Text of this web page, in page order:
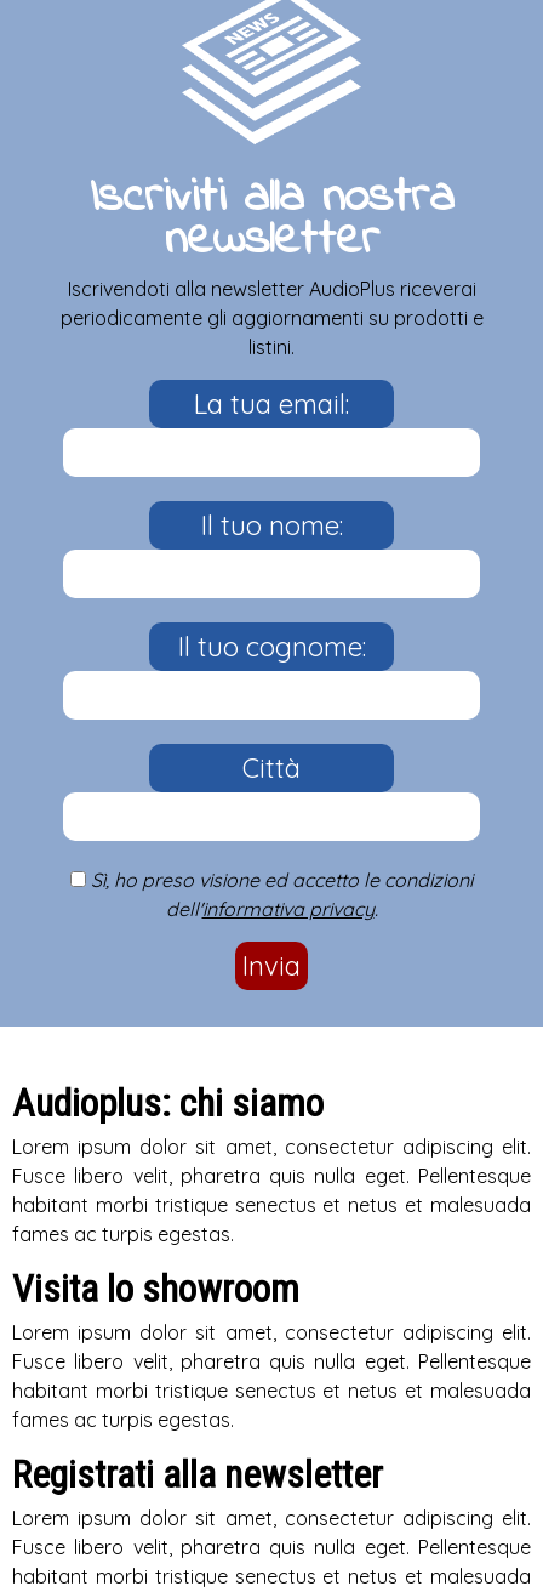
Iscriviti alla nostra
newsletter
Iscrivendoti alla newsletter AudioPlus riceverai
periodicamente gli aggiornamenti su prodotti e
listini.
La tua email:
Il tuo nome:
Il tuo cognome:
Città
Sì, ho preso visione ed accetto le condizioni
dell'informativa privacy.
Invia
Audioplus: chi siamo
Lorem ipsum dolor sit amet, consectetur adipiscing elit.
Fusce libero velit, pharetra quis nulla eget. Pellentesque
habitant morbi tristique senectus et netus et malesuada
fames ac turpis egestas.
Visita lo showroom
Lorem ipsum dolor sit amet, consectetur adipiscing elit.
Fusce libero velit, pharetra quis nulla eget. Pellentesque
habitant morbi tristique senectus et netus et malesuada
fames ac turpis egestas.
Registrati alla newsletter
Lorem ipsum dolor sit amet, consectetur adipiscing elit.
Fusce libero velit, pharetra quis nulla eget. Pellentesque
habitant morbi tristique senectus et netus et malesuada